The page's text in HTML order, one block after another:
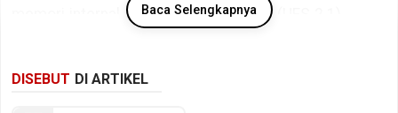
memori internal berkapasitas 128 GB (UFS 2.1).
chipset Qualcomm Snapdragon 750G 5G SM7225
Baca Selengkapnya
DISEBUT DI ARTIKEL